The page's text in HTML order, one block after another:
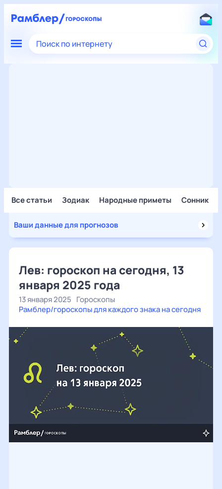
Поиск по интернету
Все статьи Зодиак Народные приметы Сонник
Ваши данные для прогнозов
Лев: гороскоп на сегодня, 13
января 2025 года
13 января 2025 Гороскопы
Рамблер/гороскопы для каждого знака на сегодня